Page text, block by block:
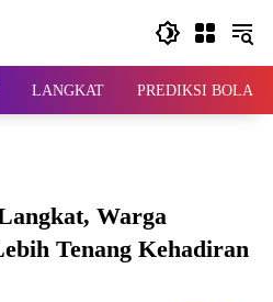
LANGKAT PREDIKSI BOLA
Warga
Tenang Kehadiran